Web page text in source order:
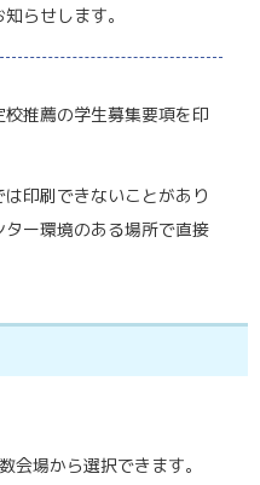
らせします。
推薦の学生募集要項を印
印刷できないことがあり
ー環境のある場所で直接
会場から選択できます。